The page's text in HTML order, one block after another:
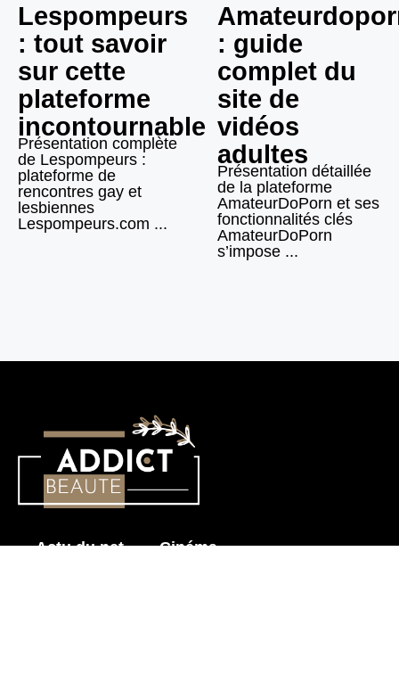
Lespompeurs
: tout savoir
sur cette
plateforme
incontournable
Présentation complète
de Lespompeurs :
plateforme de
rencontres gay et
lesbiennes
Lespompeurs.com ...
: guide
complet du
site de
vidéos
adultes
Présentation détaillée
de la plateforme
AmateurDoPorn et ses
fonctionnalités clés
AmateurDoPorn
s’impose ...
Actu du net Cinéma